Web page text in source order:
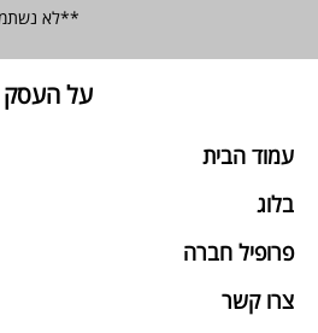
**לא
על העסק
עמוד הבית
בלוג
פרופיל חברה
צרו קשר